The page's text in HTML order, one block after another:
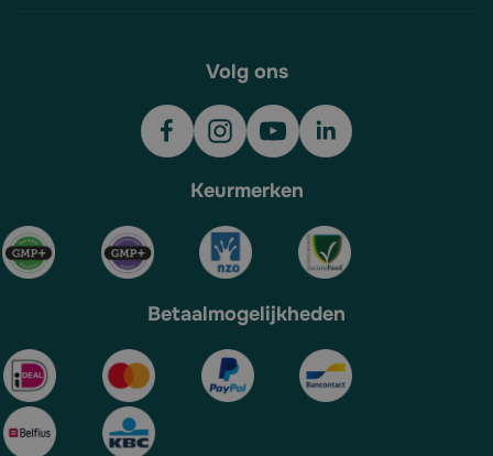
Volg ons
Keurmerken
Betaalmogelijkheden